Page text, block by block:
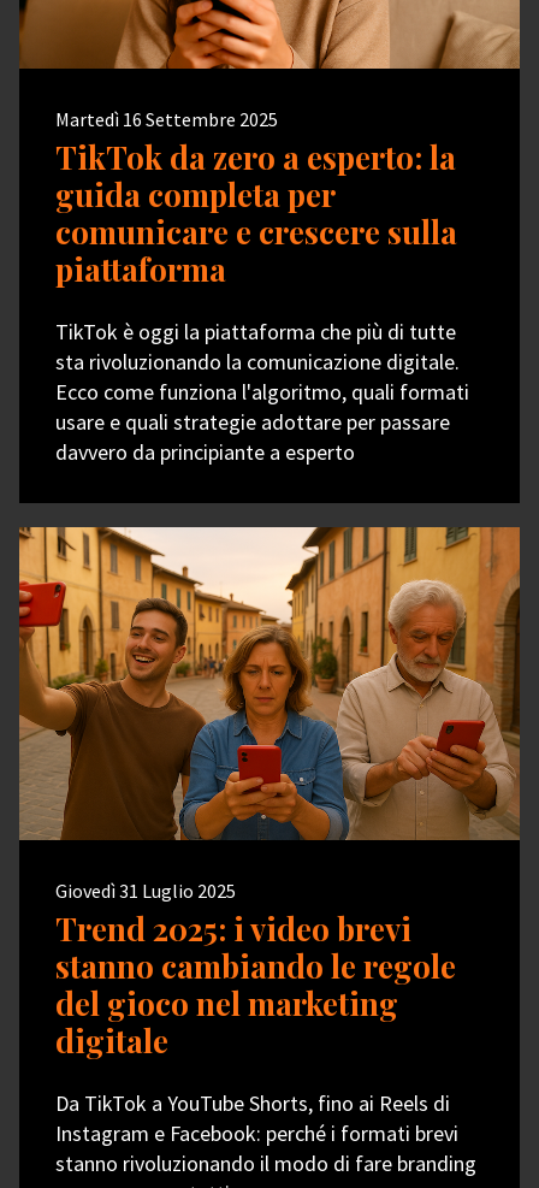
Martedì 16 Settembre 2025
TikTok da zero a esperto: la
guida completa per
comunicare e crescere sulla
piattaforma
TikTok è oggi la piattaforma che più di tutte
sta rivoluzionando la comunicazione digitale.
Ecco come funziona l'algoritmo, quali formati
usare e quali strategie adottare per passare
davvero da principiante a esperto
Giovedì 31 Luglio 2025
Trend 2025: i video brevi
stanno cambiando le regole
del gioco nel marketing
digitale
Da TikTok a YouTube Shorts, fino ai Reels di
Instagram e Facebook: perché i formati brevi
stanno rivoluzionando il modo di fare branding